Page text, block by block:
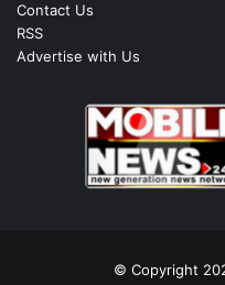
Contact Us
RSS
Advertise with Us
© Copyright